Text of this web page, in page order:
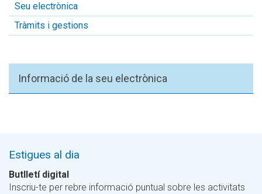
Seu electrònica
Tràmits i gestions
Informació de la seu electrònica
Estigues al dia
Butlletí digital
Inscriu-te per rebre informació puntual sobre les activitats